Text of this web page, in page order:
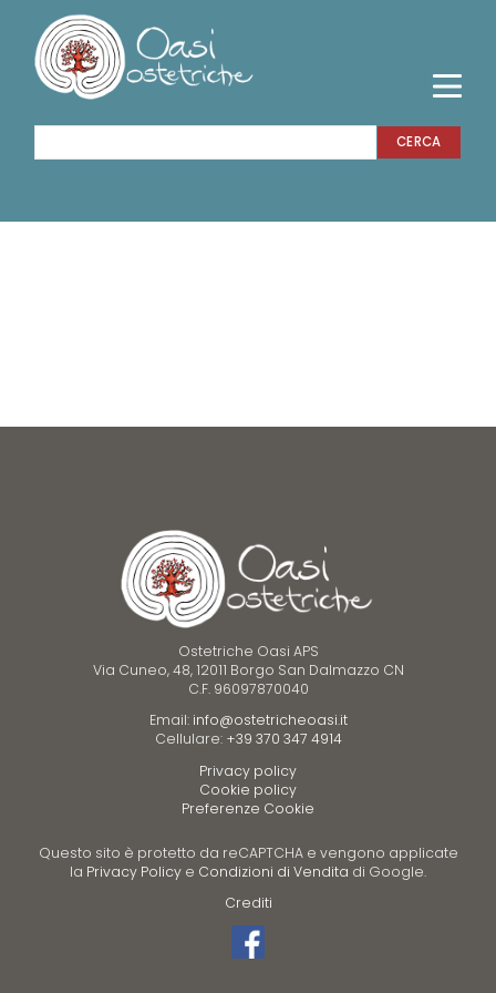
CERCA
Ostetriche Oasi APS
Via Cuneo, 48, 12011 Borgo San Dalmazzo CN
C.F. 96097870040
Email: info@ostetricheoasi.it
Cellulare: +39 370 347 4914
Privacy policy
Cookie policy
Preferenze Cookie
Questo sito è protetto da reCAPTCHA e vengono applicate
la Privacy Policy e Condizioni di Vendita di Google.
Crediti